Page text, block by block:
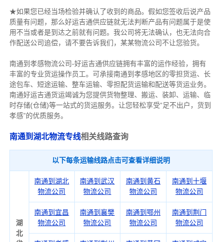
★如果您已经当场检验并确认了收到的商品。假如您签收后说产品
质量有问题，那么好运吉通供应链就无法判断产品有问题属于是使
用不当或者是到达之前就有问题。我公司将无法确认，也无法向合
作配送公司追偿，请不要告诉我们，某某物流公司不让您验货。
南通到孝感物流公司-好运吉通供应链拥有丰富的运作经验，拥有
丰富的专业货运操作员工。可承接南通到孝感地区的零担货运、长
途包车、短途运输、整车运输、零担配货运输和配送等货运业务。
南通好运吉通货运竭诚为您提供货物整理、搬运、装卸、运输、临
时存储(仓储)等一站式的货运服务。让您轻松享受“足不出户，货到
孝感”的优质服务。
南通到湖北物流专线相关线路查询
以下每条运输线路点击可查看详细说明
湖
北
南通到湖北
物流公司
南通到武汉
物流公司
南通到黄石
物流公司
南通到十堰
物流公司
南通到宜昌
物流公司
南通到襄樊
物流公司
南通到鄂州
物流公司
南通到荆门
物流公司